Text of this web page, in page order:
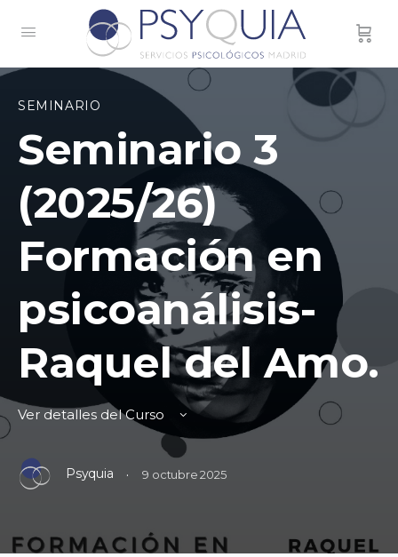
SEMINARIO
Seminario 3
(2025/26)
Formación en
psicoanálisis-
Raquel del Amo.
Ver detalles del Curso
Psyquia · 9 octubre 2025